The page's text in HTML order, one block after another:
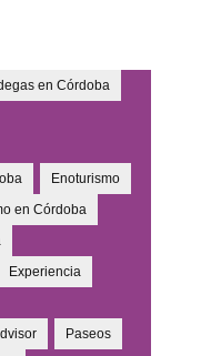
en Córdoba
Enoturismo
en Córdoba
Experiencia
Paseos